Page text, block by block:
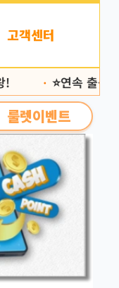
고객센터
⭐️연속 출석
룰렛이벤트